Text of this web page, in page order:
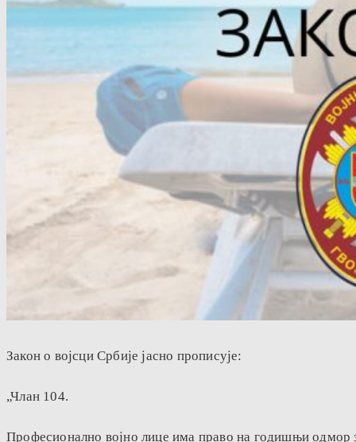
Закон о војсци Србије јасно прописује:
„Члан 104.
Професионално војно лице има право на годишњи одмор